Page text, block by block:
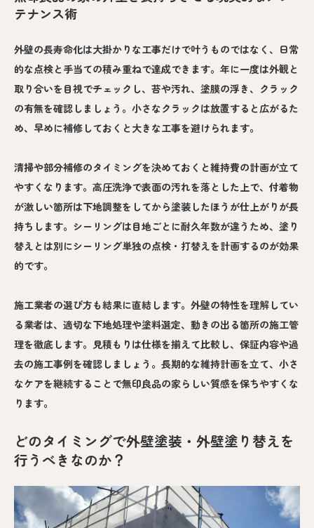
テナンス術
外壁の長寿命化は大掛かりな工事だけで叶うものではなく、日常
的な点検と手当ての積み重ねで達成できます。年に一度は外観と
取り合いを目視でチェックし、苔や汚れ、塗膜の浮き、クラック
の有無を確認しましょう。小さなクラックは放置すると広がるた
め、早めに補修しておくと大きな工事を避けられます。
清掃や部分補修のタイミングを決めておくと維持費の計画が立て
やすくなります。高圧洗浄で表面の汚れを落とした上で、付着物
が激しい箇所は下地調整をしてから塗装したほうが仕上がりが長
持ちします。シーリングは目地ごとに耐久年数が違うため、塗り
替えとは別にシーリング単独の点検・打替えを計画するのが効果
的です。
施工業者の選び方も結果に直結します。外壁の特性を理解してい
る業者は、適切な下地処理や塗料選定、動きの出る箇所の施工管
理を徹底します。見積もりは仕様を揃えて比較し、保証内容や過
去の施工事例を確認しましょう。長期的な維持計画を立て、小さ
なケアを継続することで無印良品の家らしい質感を保ちやすくな
ります。
どのタイミングで外壁塗装・外壁塗り替えを
行うべきなのか？